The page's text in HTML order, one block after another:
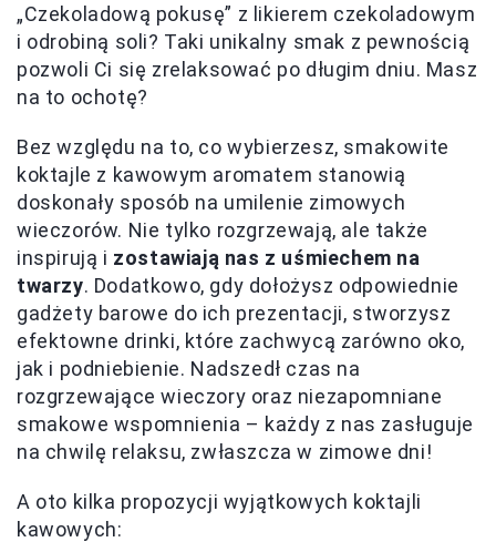
„Czekoladową pokusę” z likierem czekoladowym
i odrobiną soli? Taki unikalny smak z pewnością
pozwoli Ci się zrelaksować po długim dniu. Masz
na to ochotę?
Bez względu na to, co wybierzesz, smakowite
koktajle z kawowym aromatem stanowią
doskonały sposób na umilenie zimowych
wieczorów. Nie tylko rozgrzewają, ale także
inspirują i zostawiają nas z uśmiechem na
twarzy. Dodatkowo, gdy dołożysz odpowiednie
gadżety barowe do ich prezentacji, stworzysz
efektowne drinki, które zachwycą zarówno oko,
jak i podniebienie. Nadszedł czas na
rozgrzewające wieczory oraz niezapomniane
smakowe wspomnienia – każdy z nas zasługuje
na chwilę relaksu, zwłaszcza w zimowe dni!
A oto kilka propozycji wyjątkowych koktajli
kawowych: